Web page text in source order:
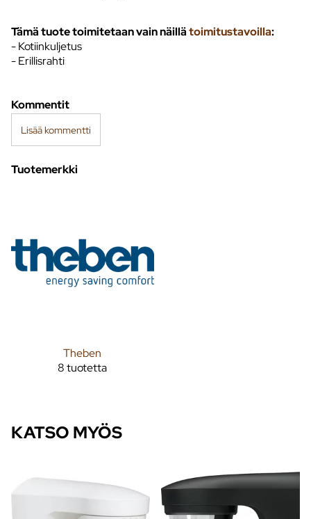
Tämä tuote toimitetaan vain näillätoimitustavoilla:
- Kotiinkuljetus
- Erillisrahti
Kommentit
Lisää kommentti
Tuotemerkki
Theben
8 tuotetta
KATSO MYÖS